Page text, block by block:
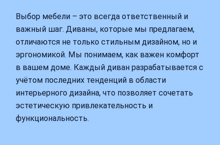
Выбор мебели – это всегда ответственный и
важный шаг. Диваны, которые мы предлагаем,
отличаются не только стильным дизайном, но и
эргономикой. Мы понимаем, как важен комфорт
в вашем доме. Каждый диван разрабатывается с
учётом последних тенденций в области
интерьерного дизайна, что позволяет сочетать
эстетическую привлекательность и
функциональность.